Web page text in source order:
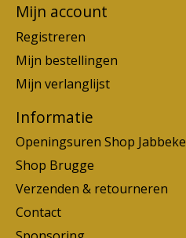
Mijn account
Registreren
Mijn bestellingen
Mijn verlanglijst
Informatie
Openingsuren Shop Jabbeke
Shop Brugge
Verzenden & retourneren
Contact